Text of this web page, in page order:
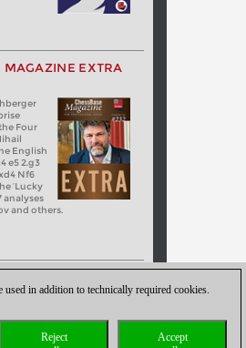
MAGAZINE EXTRA
Four
English
e5 2.g3
Nf6
‘Lucky
analyses
and others.
used in addition to technically required cookies.
Accept
Reject